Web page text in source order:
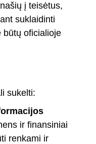
į teisėtus,
suklaidinti
būtų oficialioje
sukelti:
ir finansiniai
renkami ir